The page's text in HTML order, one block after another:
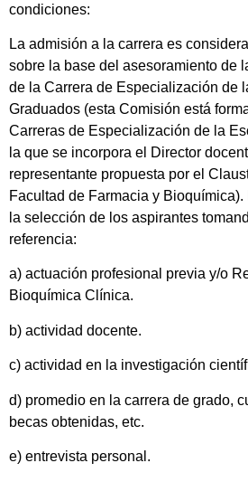
condiciones:
La admisión a la carrera es
sobre la base del asesoramiento de
de la Carrera de Especialización de
Graduados (esta Comisión está
Carreras de Especialización de la
la que se incorpora el Director
representante propuesta por el
Facultad de Farmacia y
la selección de los aspirantes
referencia:
a) actuación profesional previa y/o
Bioquímica Clínica.
b) actividad docente.
c) actividad en la investigación
d) promedio en la carrera de grado,
becas obtenidas, etc.
e) entrevista personal.